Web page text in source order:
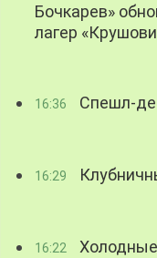
Бочкарев»
лагер
16:36 Спешл-
16:29
16:22